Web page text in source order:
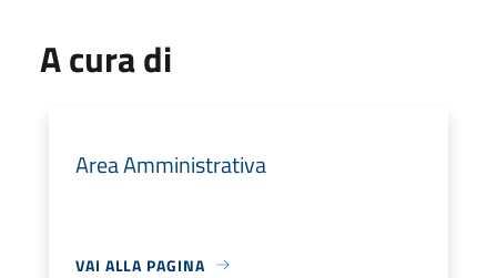
A cura di
Area Amministrativa
VAI ALLA PAGINA